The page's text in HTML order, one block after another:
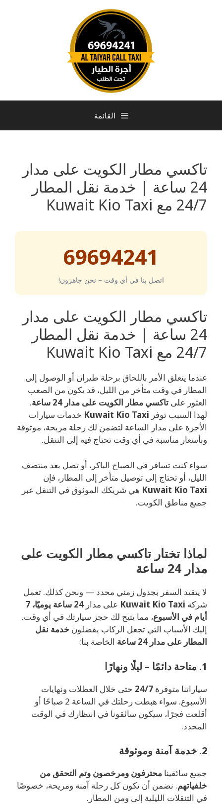
القائمة
تاكسي مطار الكويت على مدار
24 ساعة | خدمة نقل المطار
24/7 مع Kuwait Kio Taxi
69694241
اتصل بنا في أي وقت – نحن جاهزون!
تاكسي مطار الكويت على مدار
24 ساعة | خدمة نقل المطار
24/7 مع Kuwait Kio Taxi
عندما يتعلق الأمر باللحاق برحلة طيران أو الوصول إلى
المطار في وقت متأخر من الليل، قد يكون من الصعب
العثور على تاكسي مطار الكويت على مدار 24 ساعة
.
لهذا السبب توفر Kuwait Kio Taxi خدمات سيارات
الأجرة على مدار الساعة لتضمن لك رحلة مريحة، موثوقة
وبأسعار مناسبة في أي وقت تحتاج فيه إلى التنقل.
سواء كنت تسافر في الصباح الباكر، أو تصل بعد منتصف
الليل، أو تحتاج إلى توصيل متأخر إلى المطار، فإن
Kuwait Kio Taxi هي شريكك الموثوق في التنقل عبر
جميع مناطق الكويت.
لماذا تختار تاكسي مطار الكويت على
مدار 24 ساعة
لا يتقيد السفر بجدول زمني محدد — ونحن كذلك. تعمل
شركة Kuwait Kio Taxi على مدار
24 ساعة يوميًا، 7
أيام في الأسبوع، مما يتيح لك حجز سيارتك في أي وقت.
إليك الأسباب التي تجعل الركاب يفضلون خدمة نقل
المطار على مدار 24 ساعة
الخاصة بنا:
1. متاحة دائمًا – ليلًا ونهارًا
سياراتنا متوفرة 24/7 حتى خلال العطلات ونهايات
الأسبوع. سواء هبطت رحلتك في الساعة 2 صباحًا أو
أقلعت فجرًا، سيكون سائقونا في انتظارك في الوقت
المحدد.
2. خدمة آمنة وموثوقة
جميع سائقينا محترفون ومرخصون وتم التحقق من
خلفياتهم. نضمن أن تكون كل رحلة آمنة ومريحة، خصوصًا
في التنقلات الليلية إلى ومن المطار.